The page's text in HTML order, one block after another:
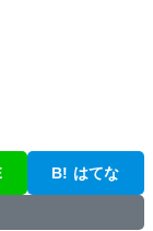
B! はてな